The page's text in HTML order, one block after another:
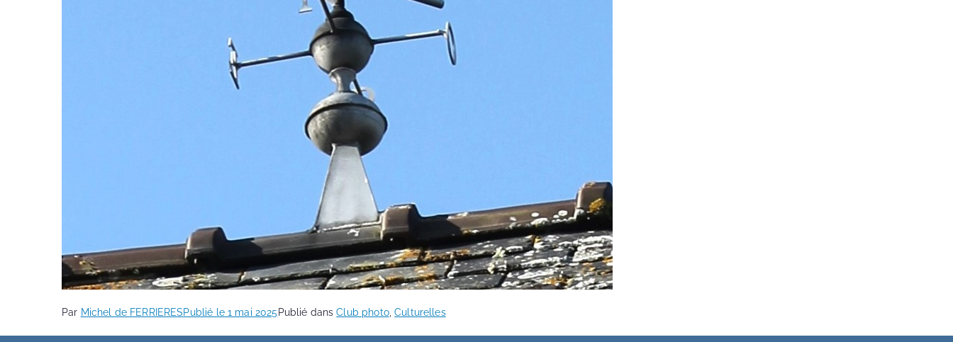
Par Michel de FERRIERESPublié le 1 mai 2025 Publié dansClub photo,Culturelles